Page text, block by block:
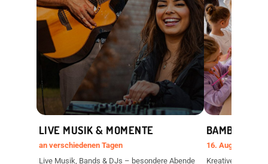
LIVE MUSIK & MOMENTE
an verschiedenen Tagen
Live Musik, Bands & DJs – besondere Abende
BAMBINI &
16. August 2026
Kreative